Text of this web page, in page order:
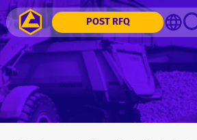
POST RFQ